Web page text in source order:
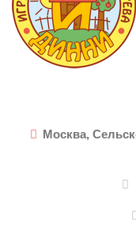
Москва,